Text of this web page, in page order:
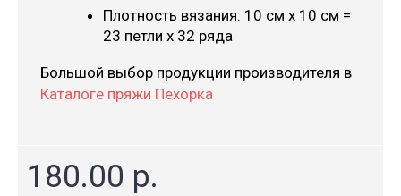
Плотность вязания: 10 см х 10 см =
23 петли х 32 ряда
Большой выбор продукции производителя в
Каталоге пряжи Пехорка
180.00 р.